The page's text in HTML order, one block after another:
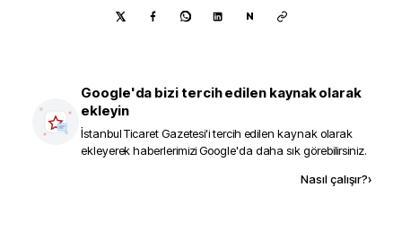
N
Google'da bizi tercih edilen kaynak olarak
ekleyin
İstanbul Ticaret Gazetesi'i tercih edilen kaynak olarak
ekleyerek haberlerimizi Google'da daha sık görebilirsiniz.
Nasıl çalışır?›